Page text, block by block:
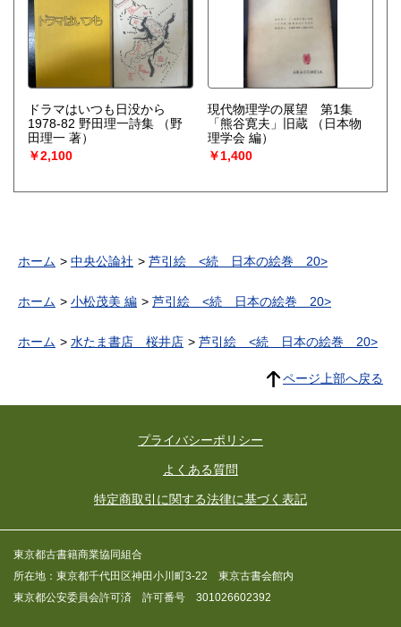
ドラマはいつも日没から
1978-82 野田理一詩集
（野
田理一 著）
￥2,100
現代物理学の展望 第1集
「熊谷寛夫」旧蔵
（日本物
理学会 編）
￥1,400
ホーム 中央公論社 芦引絵 <続 日本の絵巻 20>
ホーム 小松茂美 編 芦引絵 <続 日本の絵巻 20>
ホーム 水たま書店 桜井店 芦引絵 <続 日本の絵巻 20>
ページ上部へ戻る
プライバシーポリシー
よくある質問
特定商取引に関する法律に基づく表記
東京都古書籍商業協同組合
所在地：東京都千代田区神田小川町3-22 東京古書会館内
東京都公安委員会許可済 許可番号 301026602392